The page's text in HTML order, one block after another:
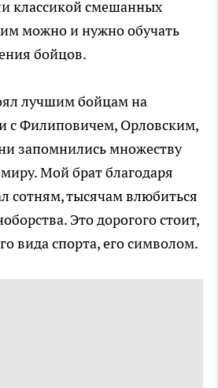
классикой смешанных
можно и нужно обучать
бойцов.
лучшим бойцам на
с Филиповичем, Орловским,
запомнились множеству
Мой брат благодаря
сотням, тысячам влюбиться
Это дорогого стоит,
вида спорта, его символом.